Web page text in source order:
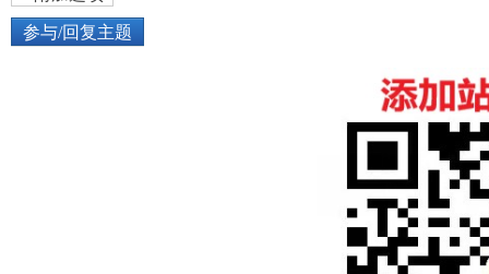
坛
参与/回复主题
或将图片直接拖到这里